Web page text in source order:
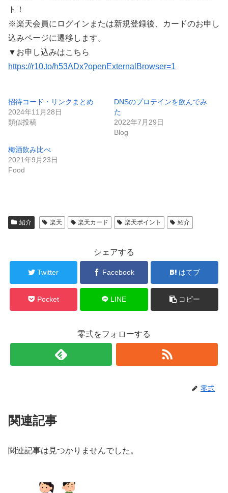
ト！
※楽天会員にログインまたは新規登録後、カードのお申し
込みページに遷移します。
▼お申し込みはこちら
https://r10.to/h53ADx?openExternalBrowser=1
招待コード・リンクまとめ
2024年11月28日
類似投稿
DNSのプロテインを飲んでみ
た
2022年7月29日
Blog
梅酒飲み比べ
2021年9月23日
Food
紹介 楽天 楽天カード 楽天ポイント 紹介
シェアする
Twitter Facebook はてブ
Pocket LINE コピー
零弍をフォローする
零弍
関連記事
関連記事は見つかりませんでした。